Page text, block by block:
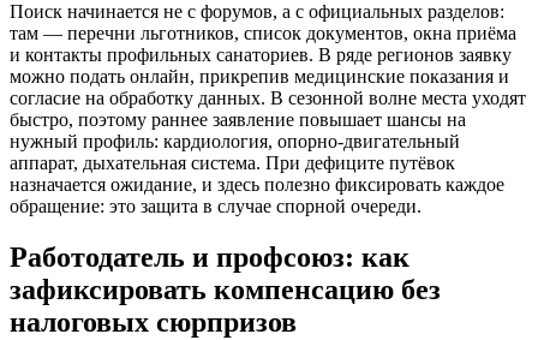
Поиск начинается не с форумов, а с официальных разделов:
там — перечни льготников, список документов, окна приёма
и контакты профильных санаториев. В ряде регионов заявку
можно подать онлайн, прикрепив медицинские показания и
согласие на обработку данных. В сезонной волне места уходят
быстро, поэтому раннее заявление повышает шансы на
нужный профиль: кардиология, опорно‑двигательный
аппарат, дыхательная система. При дефиците путёвок
назначается ожидание, и здесь полезно фиксировать каждое
обращение: это защита в случае спорной очереди.
Работодатель и профсоюз: как
зафиксировать компенсацию без
налоговых сюрпризов